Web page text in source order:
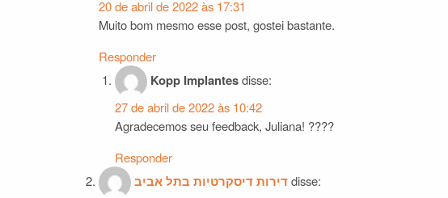
20 de abril de 2022 às 17:31
Muito bom mesmo esse post, gostei bastante.
Responder
Kopp Implantesdisse:
27 de abril de 2022 às 10:42
Agradecemos seu feedback, Juliana! ????
Responder
דירות דיסקרטיות בתל אביבdisse: